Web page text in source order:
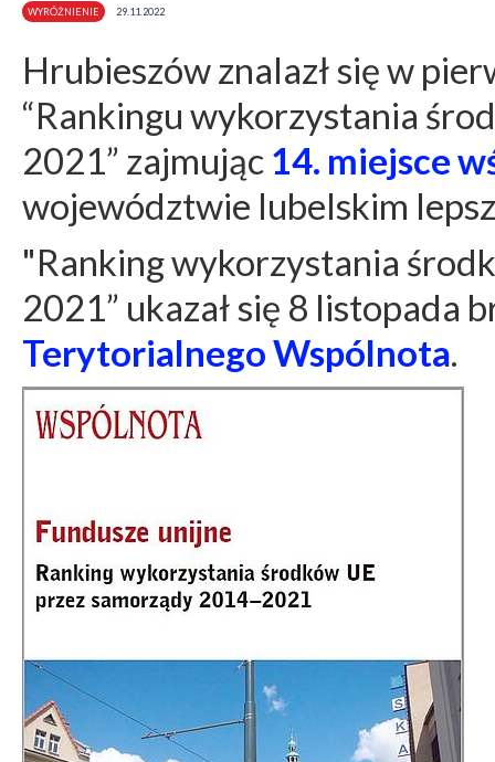
29.11.2022
WYRÓŻNIENIE
Hrubieszów znalazł się w
“Rankingu wykorzystania
2021” zajmując 14. miejsce
województwie lubelskim
"Ranking wykorzystania
2021” ukazał się 8 listopada
Terytorialnego Wspólnota.